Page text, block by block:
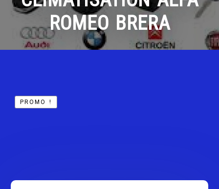
ROMEO BRERA
PROMO !